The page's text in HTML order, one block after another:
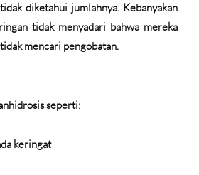
diketahui jumlahnya. Kebanyakan
tidak menyadari bahwa mereka
mencari pengobatan.
seperti:
keringat